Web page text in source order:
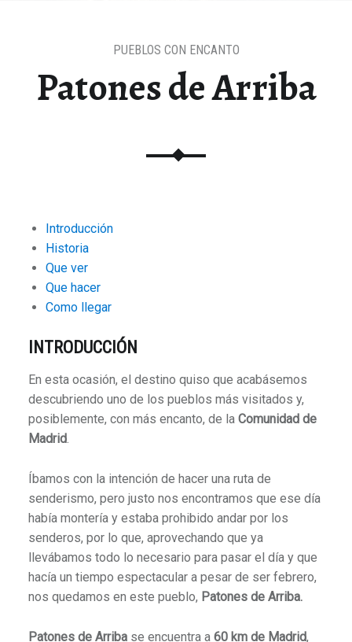
Patones de Arriba
PUEBLOS CON ENCANTO
Introducción
Historia
Que ver
Que hacer
Como llegar
INTRODUCCIÓN
En esta ocasión, el destino quiso que acabásemos
descubriendo uno de los pueblos más visitados y,
posiblemente, con más encanto, de laComunidad de
Madrid.
Íbamos con la intención de hacer una ruta de
senderismo, pero justo nos encontramos que ese día
había montería y estaba prohibido andar por los
senderos, por lo que, aprovechando que ya
llevábamos todo lo necesario para pasar el día y que
hacía un tiempo espectacular a pesar de ser febrero,
nos quedamos en este pueblo, Patones de Arriba.
Patones de Arribase encuentra a 60 km de Madrid,